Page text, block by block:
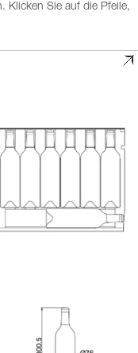
Klicken Sie auf die Pfeile,